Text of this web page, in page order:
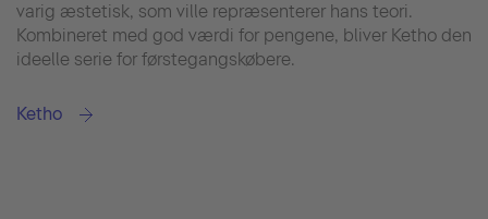
varig æstetisk, som ville repræsenterer hans teori.
Kombineret med god værdi for pengene, bliver Ketho den
ideelle serie for førstegangskøbere.
Ketho